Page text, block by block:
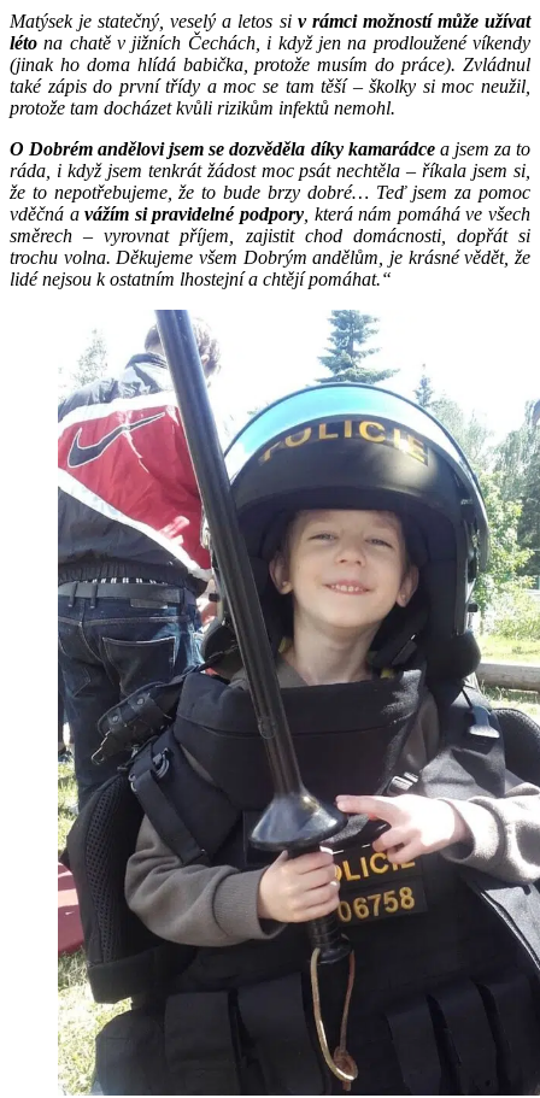
Matýsek je statečný, veselý a letos si v rámci možností může užívat
léto na chatě v jižních Čechách, i když jen na prodloužené víkendy
(jinak ho doma hlídá babička, protože musím do práce). Zvládnul
také zápis do první třídy a moc se tam těší – školky si moc neužil,
protože tam docházet kvůli rizikům infektů nemohl.
O Dobrém andělovi jsem se dozvěděla díky kamarádcea jsem za to
ráda, i když jsem tenkrát žádost moc psát nechtěla – říkala jsem si,
že to nepotřebujeme, že to bude brzy dobré… Teď jsem za pomoc
vděčná avážím si pravidelné podpory , která nám pomáhá ve všech
směrech – vyrovnat příjem, zajistit chod domácnosti, dopřát si
trochu volna. Děkujeme všem Dobrým andělům, je krásné vědět, že
lidé nejsou k ostatním lhostejní a chtějí pomáhat.“